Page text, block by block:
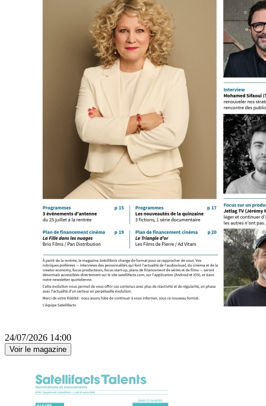
24/07/2026 14:00
Voir le magazine